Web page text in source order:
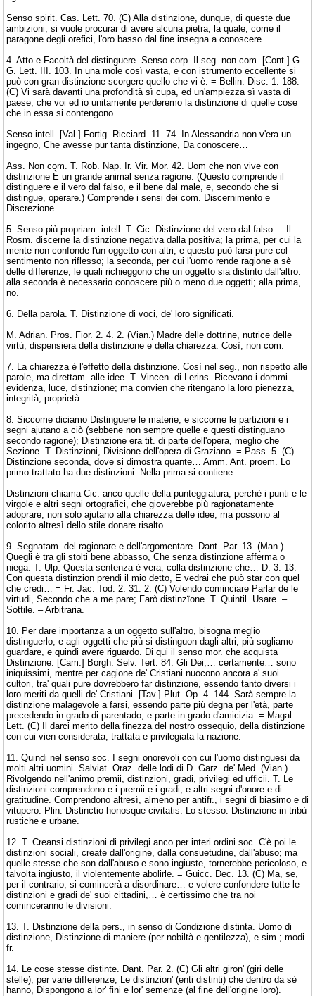
Senso spirit. Cas. Lett. 70. (C) Alla distinzione, dunque, di queste due
ambizioni, si vuole procurar di avere alcuna pietra, la quale, come il
paragone degli orefici, l'oro basso dal fine insegna a conoscere.
4. Atto e Facoltà del distinguere. Senso corp. Il seg. non com. [Cont.] G.
G. Lett. III. 103. In una mole così vasta, e con istrumento eccellente si
può con gran distinzione scorgere quello che vi è. = Bellin. Disc. 1. 188.
(C) Vi sarà davanti una profondità sì cupa, ed un'ampiezza sì vasta di
paese, che voi ed io unitamente perderemo la distinzione di quelle cose
che in essa si contengono.
Senso intell. [Val.] Fortig. Ricciard. 11. 74. In Alessandria non v'era un
ingegno, Che avesse pur tanta distinzione, Da conoscere…
Ass. Non com. T. Rob. Nap. Ir. Vir. Mor. 42. Uom che non vive con
distinzione È un grande animal senza ragione. (Questo comprende il
distinguere e il vero dal falso, e il bene dal male, e, secondo che si
distingue, operare.) Comprende i sensi dei com. Discernimento e
Discrezione.
5. Senso più propriam. intell. T. Cic. Distinzione del vero dal falso. – Il
Rosm. discerne la distinzione negativa dalla positiva; la prima, per cui la
mente non confonde l'un oggetto con altri, e questo può farsi pure col
sentimento non riflesso; la seconda, per cui l'uomo rende ragione a sè
delle differenze, le quali richieggono che un oggetto sia distinto dall'altro:
alla seconda è necessario conoscere più o meno due oggetti; alla prima,
no.
6. Della parola. T. Distinzione di voci, de' loro significati.
M. Adrian. Pros. Fior. 2. 4. 2. (Vian.) Madre delle dottrine, nutrice delle
virtù, dispensiera della distinzione e della chiarezza. Così, non com.
7. La chiarezza è l'effetto della distinzione. Così nel seg., non rispetto alle
parole, ma direttam. alle idee. T. Vincen. di Lerins. Ricevano i dommi
evidenza, luce, distinzione; ma convien che ritengano la loro pienezza,
integrità, proprietà.
8. Siccome diciamo Distinguere le materie; e siccome le partizioni e i
segni ajutano a ciò (sebbene non sempre quelle e questi distinguano
secondo ragione); Distinzione era tit. di parte dell'opera, meglio che
Sezione. T. Distinzioni, Divisione dell'opera di Graziano. = Pass. 5. (C)
Distinzione seconda, dove si dimostra quante… Amm. Ant. proem. Lo
primo trattato ha due distinzioni. Nella prima si contiene…
Distinzioni chiama Cic. anco quelle della punteggiatura; perchè i punti e le
virgole e altri segni ortografici, che gioverebbe più ragionatamente
adoprare, non solo ajutano alla chiarezza delle idee, ma possono al
colorito altresì dello stile donare risalto.
9. Segnatam. del ragionare e dell'argomentare. Dant. Par. 13. (Man.)
Quegli è tra gli stolti bene abbasso, Che senza distinzione afferma o
niega. T. Ulp. Questa sentenza è vera, colla distinzione che… D. 3. 13.
Con questa distinzion prendi il mio detto, E vedrai che può star con quel
che credi… = Fr. Jac. Tod. 2. 31. 2. (C) Volendo cominciare Parlar de le
virtudi, Secondo che a me pare; Farò distinzïone. T. Quintil. Usare. –
Sottile. – Arbitraria.
10. Per dare importanza a un oggetto sull'altro, bisogna meglio
distinguerlo; e agli oggetti che più si distinguon dagli altri, più sogliamo
guardare, e quindi avere riguardo. Di qui il senso mor. che acquista
Distinzione. [Cam.] Borgh. Selv. Tert. 84. Gli Dei,… certamente… sono
iniquissimi, mentre per cagione de' Cristiani nuocono ancora a' suoi
cultori, tra' quali pure dovrebbero far distinzione, essendo tanto diversi i
loro meriti da quelli de' Cristiani. [Tav.] Plut. Op. 4. 144. Sarà sempre la
distinzione malagevole a farsi, essendo parte più degna per l'età, parte
precedendo in grado di parentado, e parte in grado d'amicizia. = Magal.
Lett. (C) Il darci merito della finezza del nostro ossequio, della distinzione
con cui vien considerata, trattata e privilegiata la nazione.
11. Quindi nel senso soc. I segni onorevoli con cui l'uomo distinguesi da
molti altri uomini. Salviat. Oraz. delle lodi di D. Garz. de' Med. (Vian.)
Rivolgendo nell'animo premii, distinzioni, gradi, privilegi ed ufficii. T. Le
distinzioni comprendono e i premii e i gradi, e altri segni d'onore e di
gratitudine. Comprendono altresì, almeno per antifr., i segni di biasimo e di
vitupero. Plin. Distinctio honosque civitatis. Lo stesso: Distinzione in tribù
rustiche e urbane.
12. T. Creansi distinzioni di privilegi anco per interi ordini soc. C'è poi le
distinzioni sociali, create dall'origine, dalla consuetudine, dall'abuso; ma
quelle stesse che son dall'abuso e sono ingiuste, tornerebbe pericoloso, e
talvolta ingiusto, il violentemente abolirle. = Guicc. Dec. 13. (C) Ma, se,
per il contrario, si comincerà a disordinare… e volere confondere tutte le
distinzioni e gradi de' suoi cittadini,… è certissimo che tra noi
cominceranno le divisioni.
13. T. Distinzione della pers., in senso di Condizione distinta. Uomo di
distinzione, Distinzione di maniere (per nobiltà e gentilezza), e sim.; modi
fr.
14. Le cose stesse distinte. Dant. Par. 2. (C) Gli altri giron' (giri delle
stelle), per varie differenze, Le distinzion' (enti distinti) che dentro da sè
hanno, Dispongono a lor' fini e lor' semenze (al fine dell'origine loro).